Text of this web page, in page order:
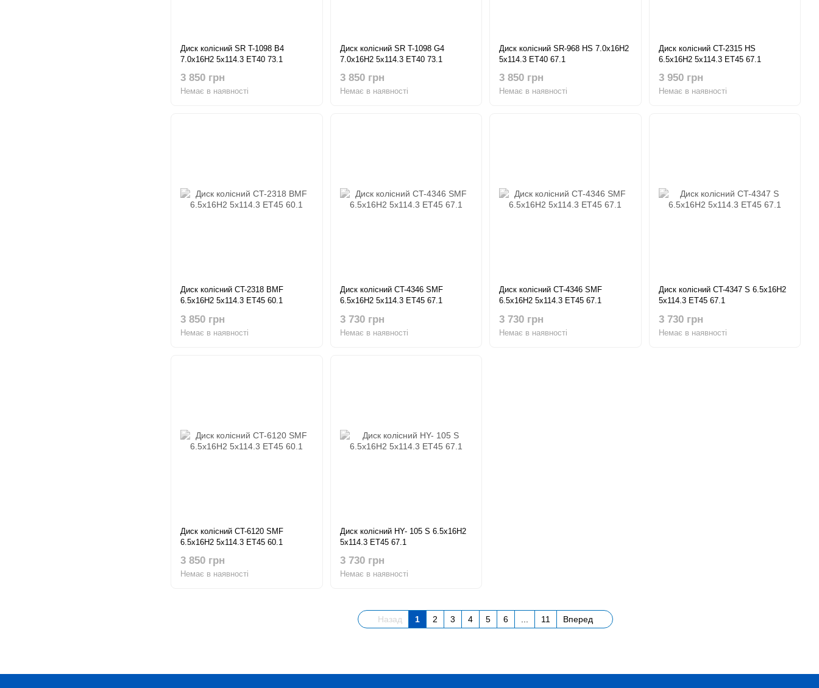
Диск колісний SR T-1098 B4
7.0x16H2 5x114.3 ET40 73.1
3 850 грн
Немає в наявності
Диск колісний SR T-1098 G4
7.0x16H2 5x114.3 ET40 73.1
3 850 грн
Немає в наявності
Диск колісний SR-968 HS 7.0x16H2
5x114.3 ET40 67.1
3 850 грн
Немає в наявності
Диск колісний CT-2315 HS
6.5x16H2 5x114.3 ET45 67.1
3 950 грн
Немає в наявності
Диск колісний CT-2318 BMF
6.5x16H2 5x114.3 ET45 60.1
3 850 грн
Немає в наявності
Диск колісний CT-4346 SMF
6.5x16H2 5x114.3 ET45 67.1
3 730 грн
Немає в наявності
Диск колісний CT-4346 SMF
6.5x16H2 5x114.3 ET45 67.1
3 730 грн
Немає в наявності
Диск колісний CT-4347 S 6.5x16H2
5x114.3 ET45 67.1
3 730 грн
Немає в наявності
Диск колісний CT-6120 SMF
6.5x16H2 5x114.3 ET45 60.1
3 850 грн
Немає в наявності
Диск колісний HY- 105 S 6.5x16H2
5x114.3 ET45 67.1
3 730 грн
Немає в наявності
Назад 1 2 3 4 5 6 11 Вперед